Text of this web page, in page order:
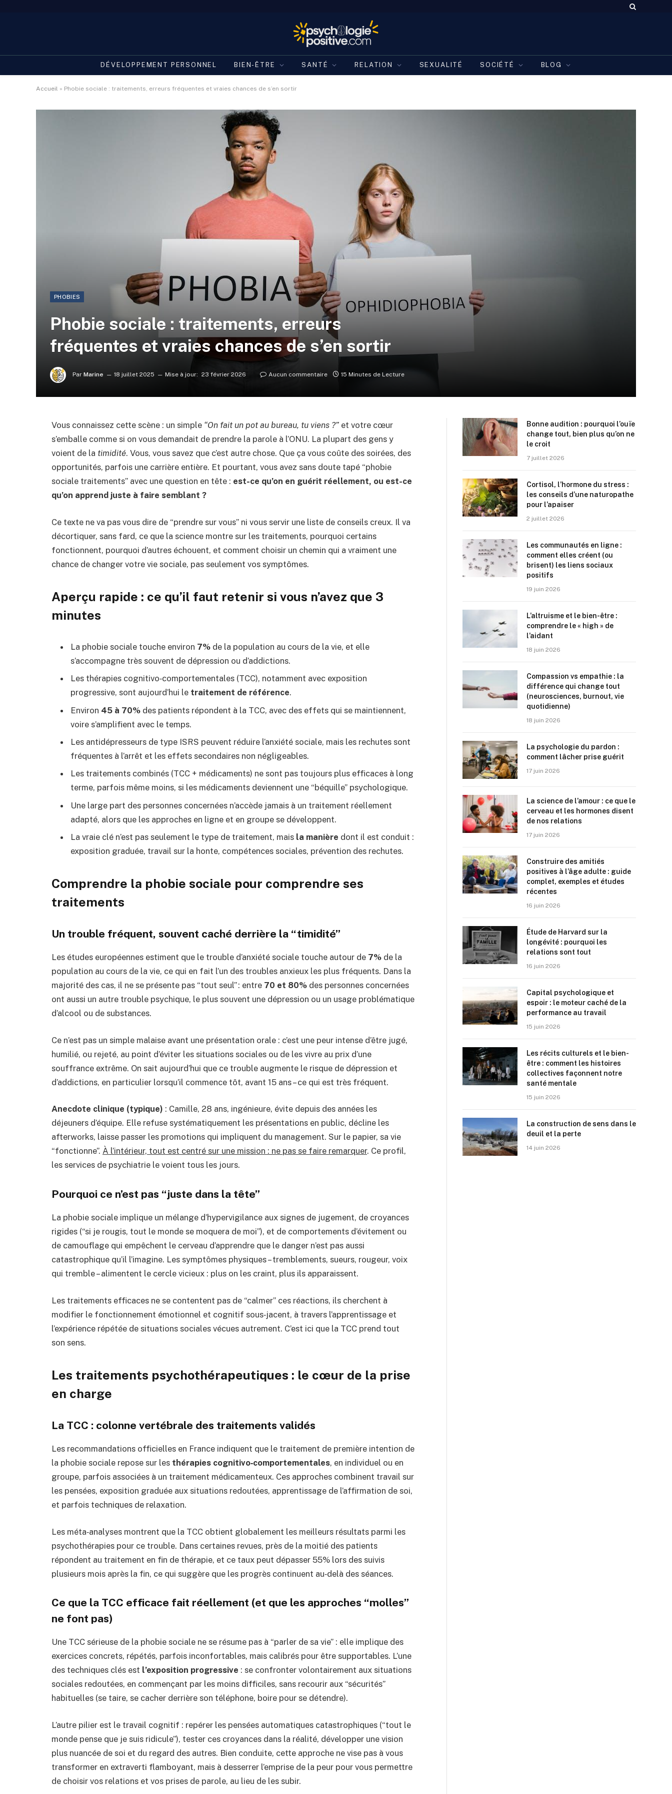
DÉVELOPPEMENT PERSONNEL BIEN-ÊTRE SANTÉ RELATION SEXUALITÉ SOCIÉTÉ BLOG
Accueil » Phobie sociale : traitements, erreurs fréquentes et vraies chances de s’en sortir
PHOBIES
Phobie sociale : traitements, erreurs
fréquentes et vraies chances de s’en sortir
Par Marine 18 juillet 2025 Mise à jour: 23 février 2026 Aucun commentaire 15 Minutes de Lecture
Vous connaissez cette scène : un simple “On fait un pot au bureau, tu viens ?” et votre cœur
s’emballe comme si on vous demandait de prendre la parole à l’ONU. La plupart des gens y
voient de la timidité. Vous, vous savez que c’est autre chose. Que ça vous coûte des soirées, des
opportunités, parfois une carrière entière. Et pourtant, vous avez sans doute tapé “phobie
sociale traitements” avec une question en tête : est-ce qu’on en guérit réellement, ou est-ce
qu’on apprend juste à faire semblant ?
Ce texte ne va pas vous dire de “prendre sur vous” ni vous servir une liste de conseils creux. Il va
décortiquer, sans fard, ce que la science montre sur les traitements, pourquoi certains
fonctionnent, pourquoi d’autres échouent, et comment choisir un chemin qui a vraiment une
chance de changer votre vie sociale, pas seulement vos symptômes.
Aperçu rapide : ce qu’il faut retenir si vous n’avez que 3
minutes
La phobie sociale touche environ 7% de la population au cours de la vie, et elle
s’accompagne très souvent de dépression ou d’addictions.
Les thérapies cognitivo‑comportementales (TCC), notamment avec exposition
progressive, sont aujourd’hui le traitement de référence.
Environ 45 à 70% des patients répondent à la TCC, avec des effets qui se maintiennent,
voire s’amplifient avec le temps.
Les antidépresseurs de type ISRS peuvent réduire l’anxiété sociale, mais les rechutes sont
fréquentes à l’arrêt et les effets secondaires non négligeables.
Les traitements combinés (TCC + médicaments) ne sont pas toujours plus efficaces à long
terme, parfois même moins, si les médicaments deviennent une “béquille” psychologique.
Une large part des personnes concernées n’accède jamais à un traitement réellement
adapté, alors que les approches en ligne et en groupe se développent.
La vraie clé n’est pas seulement le type de traitement, mais la manière dont il est conduit :
exposition graduée, travail sur la honte, compétences sociales, prévention des rechutes.
Comprendre la phobie sociale pour comprendre ses
traitements
Un trouble fréquent, souvent caché derrière la “timidité”
Les études européennes estiment que le trouble d’anxiété sociale touche autour de 7% de la
population au cours de la vie, ce qui en fait l’un des troubles anxieux les plus fréquents. Dans la
majorité des cas, il ne se présente pas “tout seul” : entre 70 et 80% des personnes concernées
ont aussi un autre trouble psychique, le plus souvent une dépression ou un usage problématique
d’alcool ou de substances.
Ce n’est pas un simple malaise avant une présentation orale : c’est une peur intense d’être jugé,
humilié, ou rejeté, au point d’éviter les situations sociales ou de les vivre au prix d’une
souffrance extrême. On sait aujourd’hui que ce trouble augmente le risque de dépression et
d’addictions, en particulier lorsqu’il commence tôt, avant 15 ans – ce qui est très fréquent.
Anecdote clinique (typique) : Camille, 28 ans, ingénieure, évite depuis des années les
déjeuners d’équipe. Elle refuse systématiquement les présentations en public, décline les
afterworks, laisse passer les promotions qui impliquent du management. Sur le papier, sa vie
“fonctionne”. À l’intérieur, tout est centré sur une mission : ne pas se faire remarquer. Ce profil,
les services de psychiatrie le voient tous les jours.
Pourquoi ce n’est pas “juste dans la tête”
La phobie sociale implique un mélange d’hypervigilance aux signes de jugement, de croyances
rigides (“si je rougis, tout le monde se moquera de moi”), et de comportements d’évitement ou
de camouflage qui empêchent le cerveau d’apprendre que le danger n’est pas aussi
catastrophique qu’il l’imagine. Les symptômes physiques – tremblements, sueurs, rougeur, voix
qui tremble – alimentent le cercle vicieux : plus on les craint, plus ils apparaissent.
Les traitements efficaces ne se contentent pas de “calmer” ces réactions, ils cherchent à
modifier le fonctionnement émotionnel et cognitif sous‑jacent, à travers l’apprentissage et
l’expérience répétée de situations sociales vécues autrement. C’est ici que la TCC prend tout
son sens.
Les traitements psychothérapeutiques : le cœur de la prise
en charge
La TCC : colonne vertébrale des traitements validés
Les recommandations officielles en France indiquent que le traitement de première intention de
la phobie sociale repose sur les thérapies cognitivo‑comportementales, en individuel ou en
groupe, parfois associées à un traitement médicamenteux. Ces approches combinent travail sur
les pensées, exposition graduée aux situations redoutées, apprentissage de l’affirmation de soi,
et parfois techniques de relaxation.
Les méta‑analyses montrent que la TCC obtient globalement les meilleurs résultats parmi les
psychothérapies pour ce trouble. Dans certaines revues, près de la moitié des patients
répondent au traitement en fin de thérapie, et ce taux peut dépasser 55% lors des suivis
plusieurs mois après la fin, ce qui suggère que les progrès continuent au‑delà des séances.
Ce que la TCC efficace fait réellement (et que les approches “molles”
ne font pas)
Une TCC sérieuse de la phobie sociale ne se résume pas à “parler de sa vie” : elle implique des
exercices concrets, répétés, parfois inconfortables, mais calibrés pour être supportables. L’une
des techniques clés est l’exposition progressive : se confronter volontairement aux situations
sociales redoutées, en commençant par les moins difficiles, sans recourir aux “sécurités”
habituelles (se taire, se cacher derrière son téléphone, boire pour se détendre).
L’autre pilier est le travail cognitif : repérer les pensées automatiques catastrophiques (“tout le
monde pense que je suis ridicule”), tester ces croyances dans la réalité, développer une vision
plus nuancée de soi et du regard des autres. Bien conduite, cette approche ne vise pas à vous
transformer en extraverti flamboyant, mais à desserrer l’emprise de la peur pour vous permettre
de choisir vos relations et vos prises de parole, au lieu de les subir.
Bonne audition : pourquoi l’ouïe
change tout, bien plus qu’on ne
le croit
7 juillet 2026
Cortisol, l’hormone du stress :
les conseils d’une naturopathe
pour l’apaiser
2 juillet 2026
Les communautés en ligne :
comment elles créent (ou
brisent) les liens sociaux
positifs
19 juin 2026
L’altruisme et le bien-être :
comprendre le « high » de
l’aidant
18 juin 2026
Compassion vs empathie : la
différence qui change tout
(neurosciences, burnout, vie
quotidienne)
18 juin 2026
La psychologie du pardon :
comment lâcher prise guérit
17 juin 2026
La science de l’amour : ce que le
cerveau et les hormones disent
de nos relations
17 juin 2026
Construire des amitiés
positives à l’âge adulte : guide
complet, exemples et études
récentes
16 juin 2026
Étude de Harvard sur la
longévité : pourquoi les
relations sont tout
16 juin 2026
Capital psychologique et
espoir : le moteur caché de la
performance au travail
15 juin 2026
Les récits culturels et le bien-
être : comment les histoires
collectives façonnent notre
santé mentale
15 juin 2026
La construction de sens dans le
deuil et la perte
14 juin 2026